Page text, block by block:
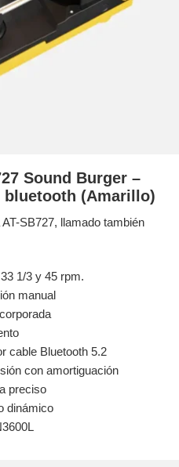
Sound Burger –
(Amarillo)
SB727, llamado también
1/3 y 45 rpm.
manual
cable Bluetooth 5.2
con amortiguación
preciso
dinámico